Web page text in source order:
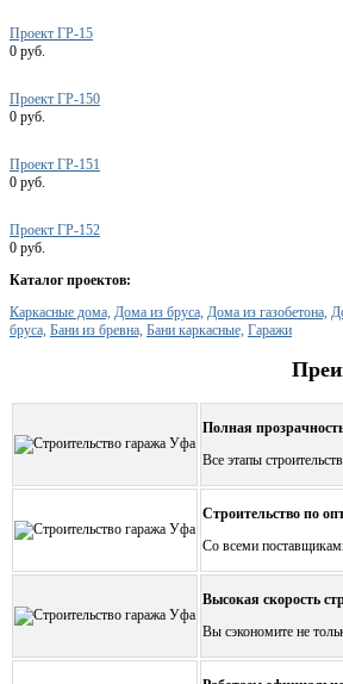
Проект ГР-15
0 руб.
Проект ГР-150
0 руб.
Проект ГР-151
0 руб.
Проект ГР-152
0 руб.
Каталог проектов:
Каркасные дома, Дома из бруса, Дома из газобетона,
бруса, Бани из бревна, Бани каркасные, Гаражи
Полная
Все этапы
Строительство по
Со всеми
Высокая скорость
Вы сэкономите не